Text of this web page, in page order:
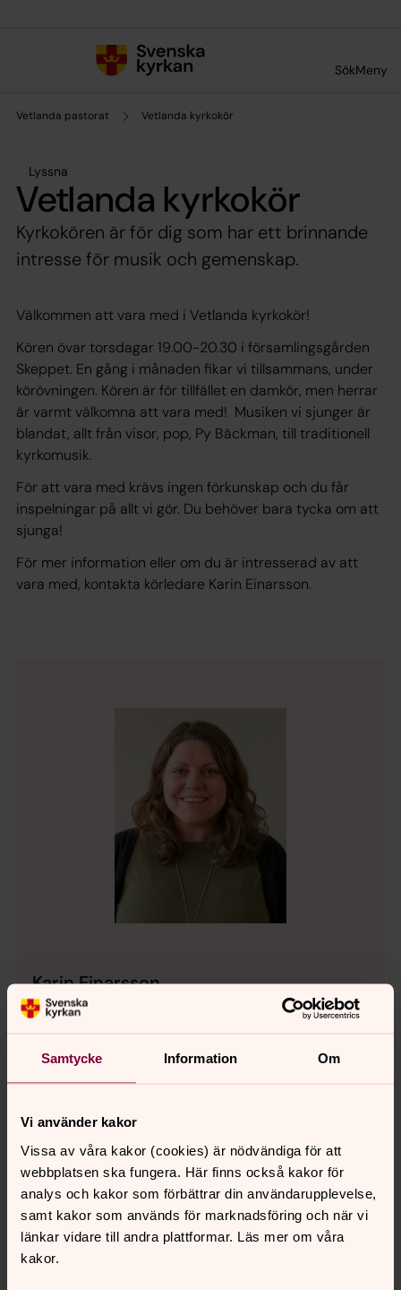
Samtycke Information Om
Vi använder kakor
Vissa av våra kakor (cookies) är nödvändiga för att
webbplatsen ska fungera. Här finns också kakor för
analys och kakor som förbättrar din användarupplevelse,
samt kakor som används för marknadsföring och när vi
länkar vidare till andra plattformar. Läs mer om våra
kakor.
SökMeny
Vetlanda pastorat Vetlanda kyrkokör
Lyssna
Vetlanda kyrkokör
Kyrkokören är för dig som har ett brinnande
intresse för musik och gemenskap.
Välkommen att vara med i Vetlanda kyrkokör!
Kören övar torsdagar 19.00-20.30 i församlingsgården
Skeppet. En gång i månaden fikar vi tillsammans, under
körövningen. Kören är för tillfället en damkör, men herrar
är varmt välkomna att vara med! Musiken vi sjunger är
blandat, allt från visor, pop, Py Bäckman, till traditionell
kyrkomusik.
För att vara med krävs ingen förkunskap och du får
inspelningar på allt vi gör. Du behöver bara tycka om att
sjunga!
För mer information eller om du är intresserad av att
vara med, kontakta körledare Karin Einarsson.
Karin Einarsson
Organist, Föräldraledig, Vetlanda pastorat
E-post:karin.einarsson@svenskakyrkan.se
Senast ändrad 24 augusti 2023
Synpunkter eller frågor på sidans
innehåll?
vetlanda.pastorat@svenskakyrkan.se